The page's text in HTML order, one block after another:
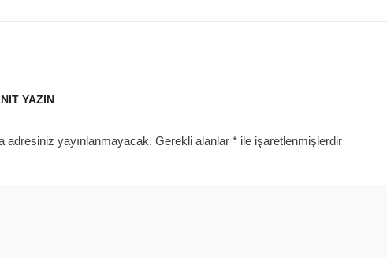
YAZIN
adresiniz yayınlanmayacak. Gerekli alanlar * ile işaretlenmişlerdir